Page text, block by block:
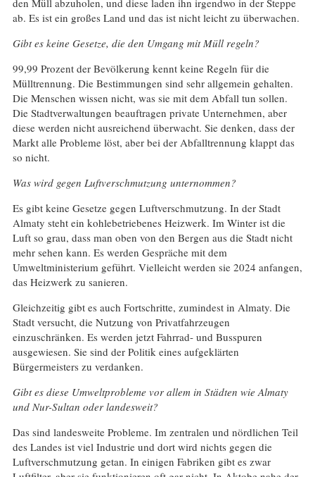
den Müll abzuholen, und diese laden ihn irgendwo in der Steppe
ab. Es ist ein großes Land und das ist nicht leicht zu überwachen.
Gibt es keine Gesetze, die den Umgang mit Müll regeln?
99,99 Prozent der Bevölkerung kennt keine Regeln für die
Mülltrennung. Die Bestimmungen sind sehr allgemein gehalten.
Die Menschen wissen nicht, was sie mit dem Abfall tun sollen.
Die Stadtverwaltungen beauftragen private Unternehmen, aber
diese werden nicht ausreichend überwacht. Sie denken, dass der
Markt alle Probleme löst, aber bei der Abfalltrennung klappt das
so nicht.
Was wird gegen Luftverschmutzung unternommen?
Es gibt keine Gesetze gegen Luftverschmutzung. In der Stadt
Almaty steht ein kohlebetriebenes Heizwerk. Im Winter ist die
Luft so grau, dass man oben von den Bergen aus die Stadt nicht
mehr sehen kann. Es werden Gespräche mit dem
Umweltministerium geführt. Vielleicht werden sie 2024 anfangen,
das Heizwerk zu sanieren.
Gleichzeitig gibt es auch Fortschritte, zumindest in Almaty. Die
Stadt versucht, die Nutzung von Privatfahrzeugen
einzuschränken. Es werden jetzt Fahrrad- und Busspuren
ausgewiesen. Sie sind der Politik eines aufgeklärten
Bürgermeisters zu verdanken.
Gibt es diese Umweltprobleme vor allem in Städten wie Almaty
und Nur-Sultan oder landesweit?
Das sind landesweite Probleme. Im zentralen und nördlichen Teil
des Landes ist viel Industrie und dort wird nichts gegen die
Luftverschmutzung getan. In einigen Fabriken gibt es zwar